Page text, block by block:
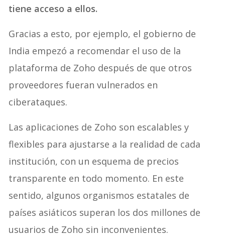
tiene acceso a ellos.
Gracias a esto, por ejemplo, el gobierno de
India empezó a recomendar el uso de la
plataforma de Zoho después de que otros
proveedores fueran vulnerados en
ciberataques.
Las aplicaciones de Zoho son escalables y
flexibles para ajustarse a la realidad de cada
institución, con un esquema de precios
transparente en todo momento. En este
sentido, algunos organismos estatales de
países asiáticos superan los dos millones de
usuarios de Zoho sin inconvenientes.